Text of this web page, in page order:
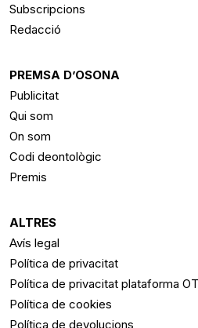
Subscripcions
Redacció
PREMSA D’OSONA
Publicitat
Qui som
On som
Codi deontològic
Premis
ALTRES
Avís legal
Política de privacitat
Política de privacitat plataforma
Política de cookies
Política de devolucions